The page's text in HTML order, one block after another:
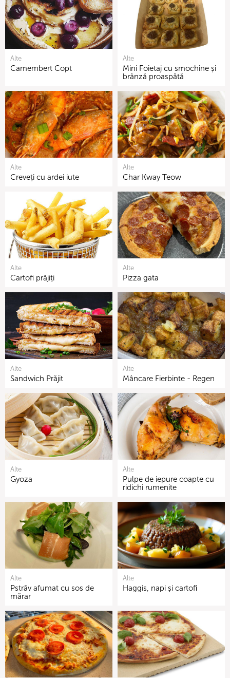
Alte
Camembert Copt
Alte
Mini Foietaj cu smochine și
brânză proaspătă
Alte
Creveți cu ardei iute
Alte
Char Kway Teow
Alte
Cartofi prăjiți
Alte
Pizza gata
Alte
Sandwich Prăjit
Alte
Mâncare Fierbinte - Regen
Alte
Gyoza
Alte
Pulpe de iepure coapte cu
ridichi rumenite
Alte
Pstrăv afumat cu sos de
mărar
Alte
Haggis, napi și cartofi